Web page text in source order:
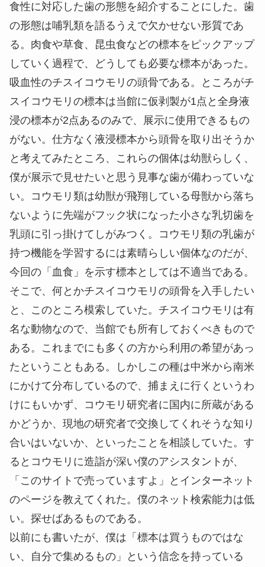
食性に対応した歯の形態を紹介することにした。歯
の形態は哺乳類を語るうえで欠かせない形質であ
る。肉食や草食、昆虫食などの標本をピックアップ
していく過程で、どうしても必要な標本があった。
吸血性のチスイコウモリの頭骨である。ところがチ
スイコウモリの標本は当館に仮剥製が1点と全身液
浸の標本が2点あるのみで、展示に使用できるもの
がない。仕方なく液浸標本から頭骨を取り出そうか
と考えてみたところ、これらの個体は幼獣らしく、
僕が展示で見せたいと思う見事な歯が備わっていな
い。コウモリ類は幼獣が飛翔している母獣から落ち
ないように先端がフック状になった小さな乳切歯を
乳頭に引っ掛けてしがみつく。コウモリ類の乳歯が
持つ機能を学習するには素晴らしい個体なのだが、
今回の「血食」を示す標本としては不適当である。
そこで、何とかチスイコウモリの頭骨を入手したい
と、このところ模索していた。チスイコウモリは有
名な動物なので、当館でも所有しておくべきもので
ある。これまでにも多くの方から利用の希望があっ
たということもある。しかしこの種は中米から南米
にかけて分布しているので、捕まえに行くというわ
けにもいかず、コウモリ研究者に国内に所蔵がある
かどうか、現地の研究者で交換してくれそうな知り
合いはいないか、といったことを相談していた。す
るとコウモリに造詣が深い僕のアシスタントが、
「このサイトで売っていますよ」とインターネット
のページを教えてくれた。僕のネット検索能力は低
い。探せばあるものである。
以前にも書いたが、僕は「標本は買うものではな
い、自分で集めるもの」という信念を持っている